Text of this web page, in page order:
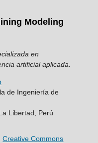
Modeling
en
artificial aplicada.
de Ingeniería de
Libertad, Perú
Creative Commons